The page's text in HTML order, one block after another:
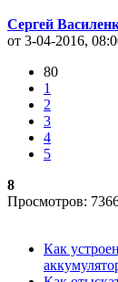
Сергей
от 3-04-2016,
80
1
2
3
4
5
8
Просмотров:
Как